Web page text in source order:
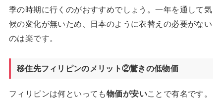
季の時期に行くのがおすすめでしょう。一年を通して気
候の変化が無いため、日本のように衣替えの必要がない
のは楽です。
移住先フィリピンのメリット②驚きの低物価
フィリピンは何といっても物価が安いことで有名です。